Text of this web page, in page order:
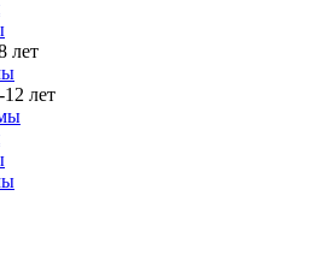
лет
лет